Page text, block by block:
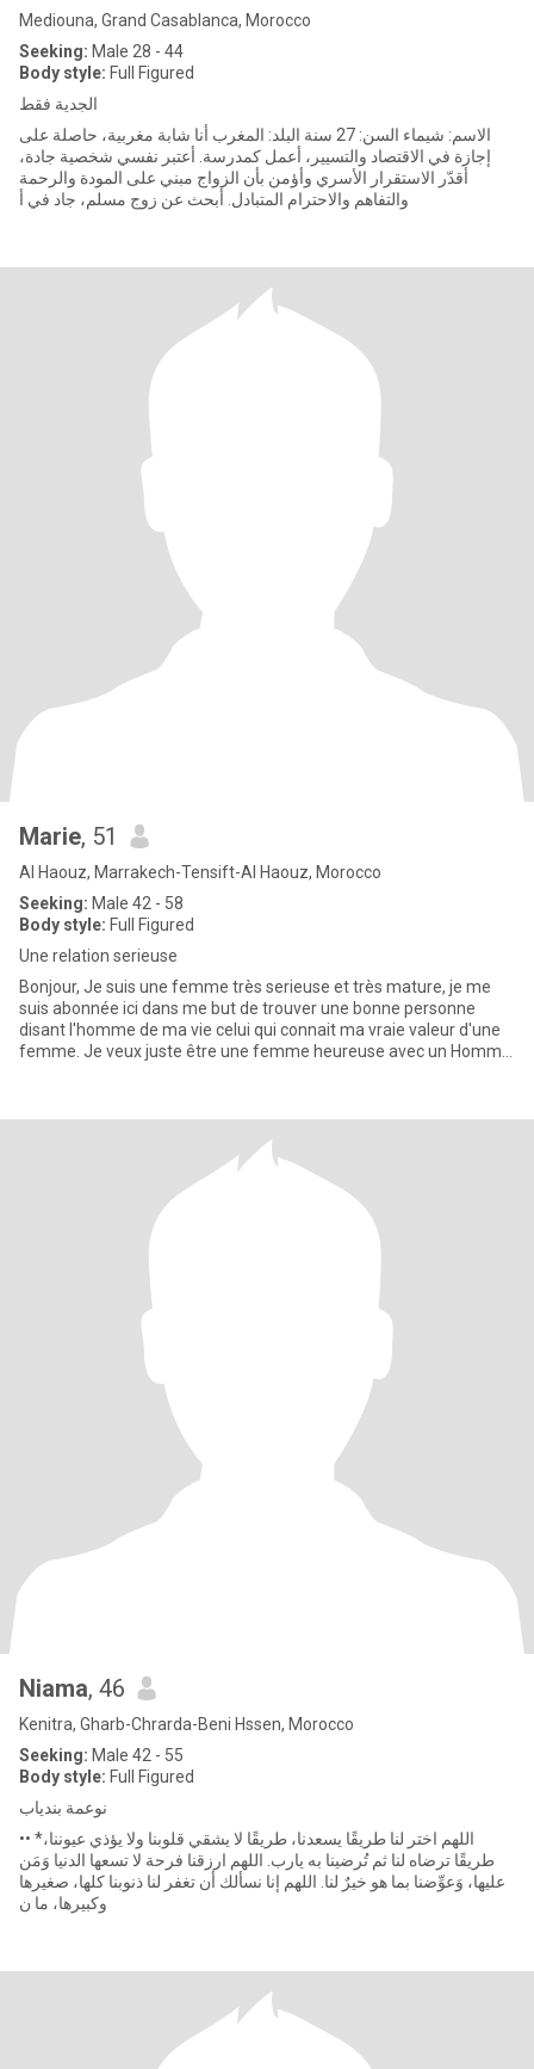
Mediouna, Grand Casablanca, Morocco
Seeking: Male 28 - 44
Body style: Full Figured
الجدية فقط
الاسم: شيماء السن: 27 سنة البلد: المغرب أنا شابة مغربية، حاصلة على
إجازة في الاقتصاد والتسيير، أعمل كمدرسة. أعتبر نفسي شخصية جادة،
أقدّر الاستقرار الأسري وأؤمن بأن الزواج مبني على المودة والرحمة
والتفاهم والاحترام المتبادل. أبحث عن زوج مسلم، جاد في أ
Marie, 51
Al Haouz, Marrakech-Tensift-Al Haouz, Morocco
Seeking: Male 42 - 58
Body style: Full Figured
Une relation serieuse
Bonjour, Je suis une femme très serieuse et très mature, je me
suis abonnée ici dans me but de trouver une bonne personne
disant l'homme de ma vie celui qui connait ma vraie valeur d'une
femme. Je veux juste être une femme heureuse avec un Homme
Niama, 46
Kenitra, Gharb-Chrarda-Beni Hssen, Morocco
Seeking: Male 42 - 55
Body style: Full Figured
نوعمة بندياب
•• *اللهم اختر لنا طريقًا يسعدنا، طريقًا لا يشقي قلوبنا ولا يؤذي عيوننا،
طريقًا ترضاه لنا ثم تُرضينا به يارب. اللهم ارزقنا فرحة لا تسعها الدنيا وَمَن
عليها، وَعوِّضنا بما هو خيرٌ لنا. اللهم إنا نسألك أن تغفر لنا ذنوبنا كلها، صغيرها
وكبيرها، ما ن